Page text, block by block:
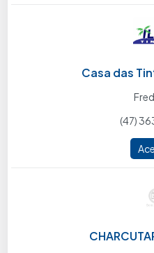
Casa das
(47)